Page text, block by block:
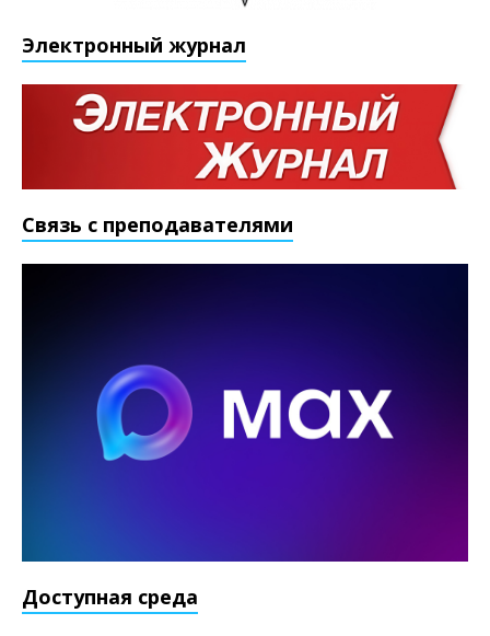
Электронный журнал
Связь с преподавателями
Доступная среда